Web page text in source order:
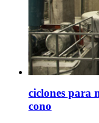
ciclones para
cono